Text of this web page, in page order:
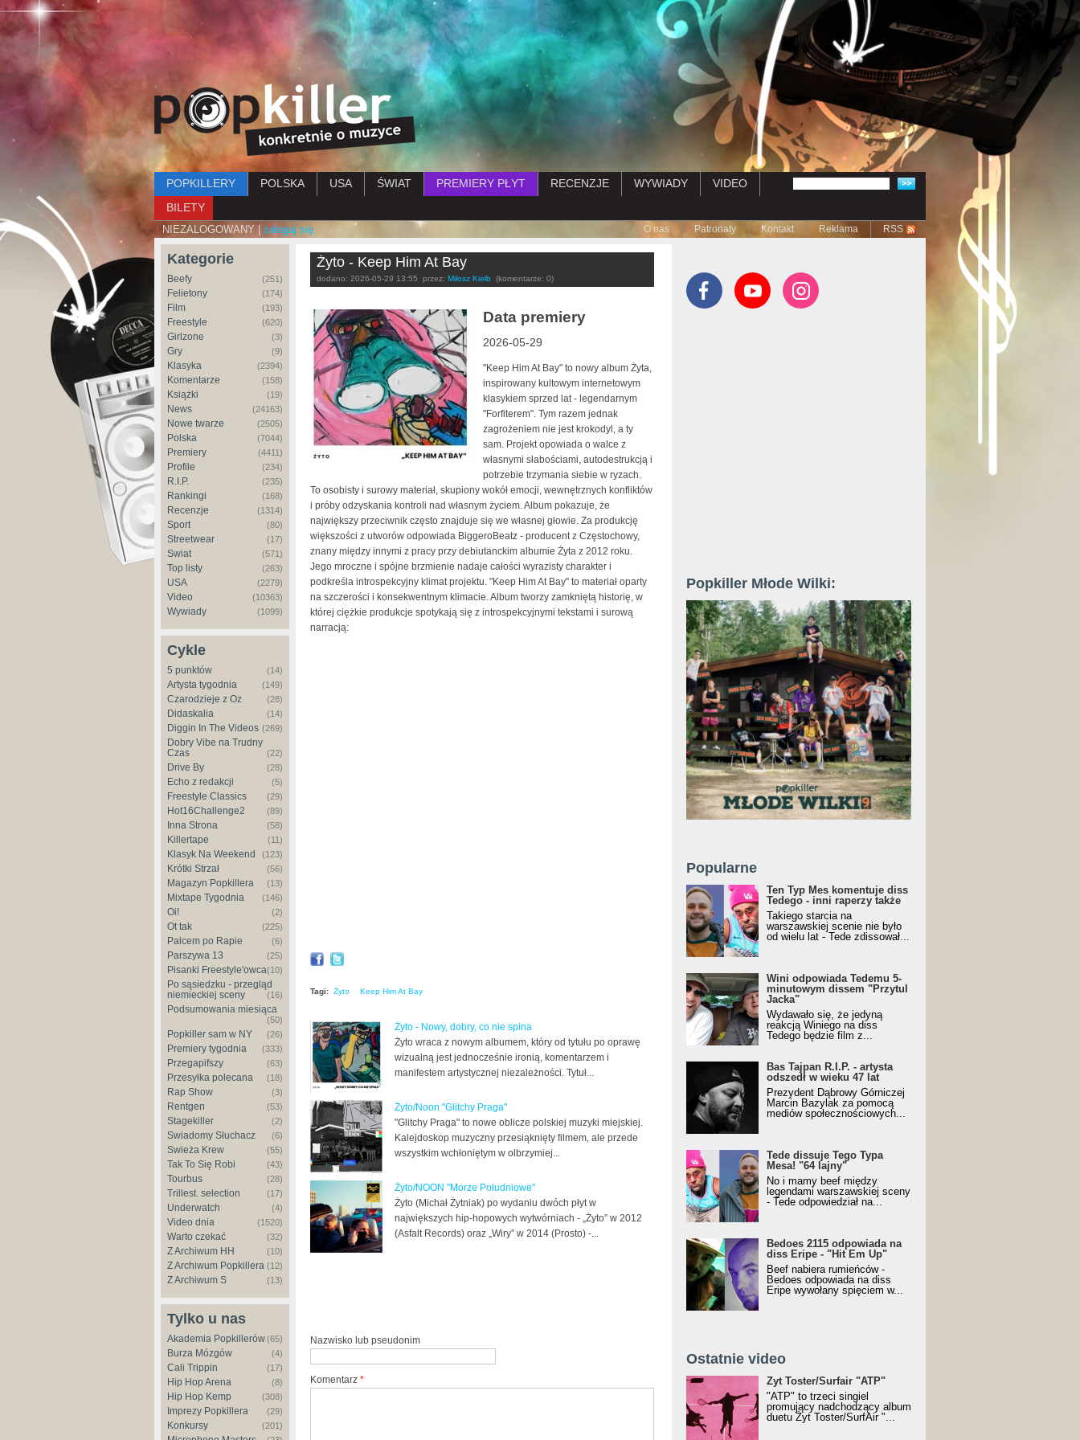
Przejdź do treści
Menu główne
POPKILLERY POLSKA USA ŚWIAT PREMIERY PŁYT RECENZJE WYWIADY
VIDEO
BILETY
NIEZALOGOWANY | zaloguj się Submenu
O nas Patronaty Kontakt Reklama RSS
Kategorie
Beefy (251)
Felietony (174)
Film (193)
Freestyle (620)
Girlzone (3)
Gry (9)
Klasyka (2394)
Komentarze (158)
Książki (19)
News (24163)
Nowe twarze (2505)
Polska (7044)
Premiery (4411)
Profile (234)
R.I.P. (235)
Rankingi (168)
Recenzje (1314)
Sport (80)
Streetwear (17)
Świat (571)
Top listy (263)
USA (2279)
Video (10363)
Wywiady (1099)
Cykle
5 punktów (14)
Artysta tygodnia (149)
Czarodzieje z Oz (28)
Didaskalia (14)
Diggin In The Videos (269)
Dobry Vibe na Trudny
Czas
(22)
Drive By (28)
Echo z redakcji (5)
Freestyle Classics (29)
Hot16Challenge2 (89)
Inna Strona (58)
Killertape (11)
Klasyk Na Weekend (123)
Krótki Strzał (56)
Magazyn Popkillera (13)
Mixtape Tygodnia (146)
Oi! (2)
Ot tak (225)
Palcem po Rapie (6)
Parszywa 13 (25)
Pisanki Freestyle'owca(10)
Po sąsiedzku - przegląd
niemieckiej sceny
(16)
Podsumowania miesiąca
(50)
Popkiller sam w NY (26)
Premiery tygodnia (333)
Przegapifszy (63)
Przesyłka polecana (18)
Rap Show (3)
Rentgen (53)
Stagekiller (2)
Świadomy Słuchacz (6)
Świeża Krew (55)
Tak To Się Robi (43)
Tourbus (28)
Trillest. selection (17)
Underwatch (4)
Video dnia (1520)
Warto czekać (32)
Z Archiwum HH (10)
Z Archiwum Popkillera (12)
Z Archiwum S (13)
Tylko u nas
Akademia Popkillerów(65)
Burza Mózgów (4)
Cali Trippin (17)
Hip Hop Arena (8)
Hip Hop Kemp (308)
Imprezy Popkillera (29)
Konkursy (201)
Żyto - Keep Him At Bay
dodano: 2026-05-29 13:55 przez: Miłosz Kiełb (komentarze: 0)
Data premiery
2026-05-29
"Keep Him At Bay" to nowy album Żyta,
inspirowany kultowym internetowym
klasykiem sprzed lat - legendarnym
"Forfiterem". Tym razem jednak
zagrożeniem nie jest krokodyl, a ty
sam. Projekt opowiada o walce z
własnymi słabościami, autodestrukcją i
potrzebie trzymania siebie w ryzach.
To osobisty i surowy materiał, skupiony wokół emocji, wewnętrznych konfliktów
i próby odzyskania kontroli nad własnym życiem. Album pokazuje, że
największy przeciwnik często znajduje się we własnej głowie. Za produkcję
większości z utworów odpowiada BiggeroBeatz - producent z Częstochowy,
znany między innymi z pracy przy debiutanckim albumie Żyta z 2012 roku.
Jego mroczne i spójne brzmienie nadaje całości wyrazisty charakter i
podkreśla introspekcyjny klimat projektu. "Keep Him At Bay" to materiał oparty
na szczerości i konsekwentnym klimacie. Album tworzy zamkniętą historię, w
której ciężkie produkcje spotykają się z introspekcyjnymi tekstami i surową
narracją:
Tagi: Żyto Keep Him At Bay
Żyto - Nowy, dobry, co nie spina
Żyto wraca z nowym albumem, który od tytułu po oprawę
wizualną jest jednocześnie ironią, komentarzem i
manifestem artystycznej niezależności. Tytuł...
Żyto/Noon "Glitchy Praga"
"Glitchy Praga" to nowe oblicze polskiej muzyki miejskiej.
Kalejdoskop muzyczny przesiąknięty filmem, ale przede
wszystkim wchłoniętym w olbrzymiej...
Żyto/NOON "Morze Południowe"
Żyto (Michał Żytniak) po wydaniu dwóch płyt w
największych hip-hopowych wytwórniach - „Żyto” w 2012
(Asfalt Records) oraz „Wiry” w 2014 (Prosto) -...
Nazwisko lub pseudonim
Komentarz *
Popkiller Młode Wilki:
Popularne
Ten Typ Mes komentuje diss
Tedego - inni raperzy także
Takiego starcia na
warszawskiej scenie nie było
od wielu lat - Tede zdissował...
Wini odpowiada Tedemu 5-
minutowym dissem "Przytul
Jacka"
Wydawało się, że jedyną
reakcją Winiego na diss
Tedego będzie film z...
Bas Tajpan R.I.P. - artysta
odszedł w wieku 47 lat
Prezydent Dąbrowy Górniczej
Marcin Bazylak za pomocą
mediów społecznościowych...
Tede dissuje Tego Typa
Mesa! "64 lajny"
No i mamy beef między
legendami warszawskiej sceny
- Tede odpowiedział na...
Bedoes 2115 odpowiada na
diss Eripe - "Hit Em Up"
Beef nabiera rumieńców -
Bedoes odpowiada na diss
Eripe wywołany spięciem w...
Ostatnie video
Żyt Toster/SurfAir - ATP VIDEO
Żyt Toster/Surfair "ATP"
"ATP" to trzeci singiel
promujący nadchodzący album
duetu Żyt Toster/SurfAir "...